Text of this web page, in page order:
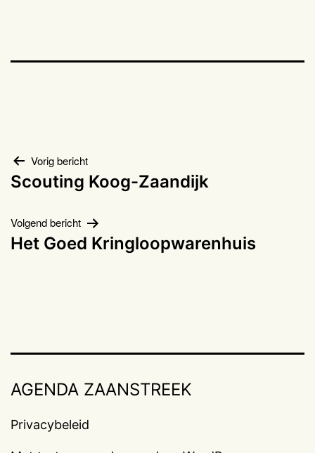
Bericht
navigatie
Vorig bericht
Scouting Koog-Zaandijk
Volgend bericht
Het Goed Kringloopwarenhuis
AGENDA ZAANSTREEK
Privacybeleid